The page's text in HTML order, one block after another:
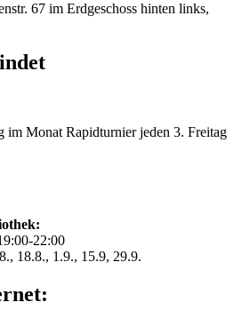
67 im Erdgeschoss hinten links,
im Monat Rapidturnier jeden 3. Freitag
22:00
18.8., 1.9., 15.9, 29.9.